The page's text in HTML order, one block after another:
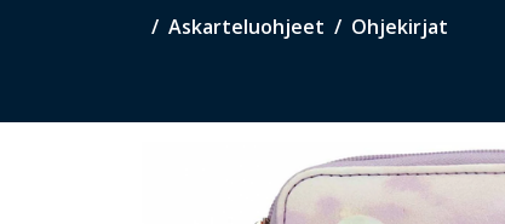
Askarteluohjeet Ohjekirjat